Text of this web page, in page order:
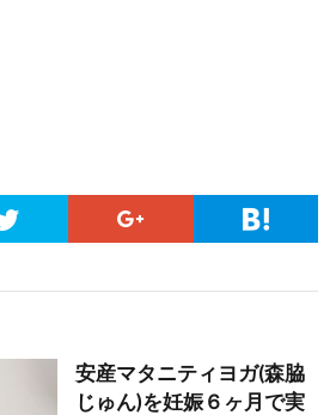
安産マタニティヨガ(森脇
じゅん)を妊娠６ヶ月で実